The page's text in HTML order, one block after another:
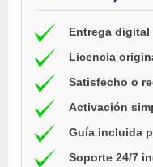
Entrega digital
Licencia
Satisfecho o
Activación
Guía incluida
Soporte 24/7